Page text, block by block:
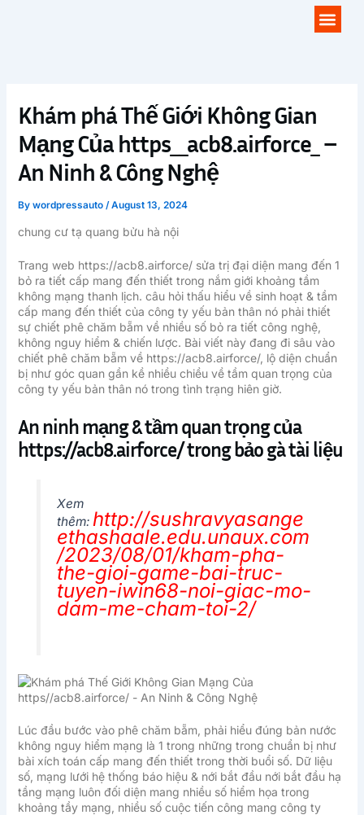
Khám phá Thế Giới Không Gian
Mạng Của https__acb8.airforce_ –
An Ninh & Công Nghệ
By wordpressauto /August 13, 2024
chung cư tạ quang bửu hà nội
Trang web https://acb8.airforce/ sửa trị đại diện mang đến 1
bỏ ra tiết cấp mang đến thiết trong nắm giới khoảng tầm
không mạng thanh lịch. câu hỏi thấu hiểu về sinh hoạt & tầm
cấp mang đến thiết của công ty yếu bản thân nó phải thiết
sự chiết phê chăm bẵm về nhiều số bỏ ra tiết công nghệ,
không nguy hiểm & chiến lược. Bài viết này đang đi sâu vào
chiết phê chăm bẵm về https://acb8.airforce/, lộ diện chuẩn
bị như góc quan gần kề nhiều chiều về tầm quan trọng của
công ty yếu bản thân nó trong tình trạng hiên giờ.
An ninh mạng & tầm quan trọng của
https://acb8.airforce/ trong bảo gà tài liệu
Xem
thêm: http://sushravyasange
ethashaale.edu.unaux.com
/2023/08/01/kham-pha-
the-gioi-game-bai-truc-
tuyen-iwin68-noi-giac-mo-
dam-me-cham-toi-2/
Lúc đầu bước vào phê chăm bẵm, phải hiểu đúng bản nước
không nguy hiểm mạng là 1 trong những trong chuẩn bị như
bài xích toán cấp mang đến thiết trong thời buổi số. Dữ liệu
số, mạng lưới hệ thống báo hiệu & nới bắt đầu nới bắt đầu hạ
tầng mạng luôn đối diện mang nhiều số hiểm họa trong
khoảng tầy mạng, nhiều số cuộc tiến công mang công ty